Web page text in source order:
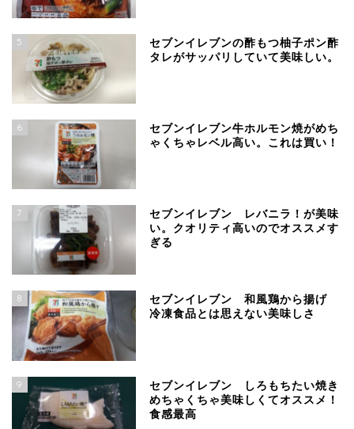
5
セブンイレブンの酢もつ柚子ポン酢
タレがサッパリしていて美味しい。
6
セブンイレブン牛ホルモン焼がめち
ゃくちゃレベル高い。これは買い！
7
セブンイレブン レバニラ！が美味
い。クオリティ高いのでオススメす
ぎる
8
セブンイレブン 和風鶏から揚げ
冷凍食品とは思えない美味しさ
9
セブンイレブン しろもちたい焼き
めちゃくちゃ美味しくてオススメ！
食感最高